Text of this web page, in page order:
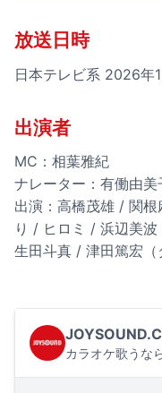
放送日時
日本テレビ系 2026年
出演者
MC：相葉雅紀
ナレーター：有働由
出演：高橋茂雄 / 関
り / ヒロミ / 浜辺美
生田斗真 / 津田篤宏
カラオケ歌うな